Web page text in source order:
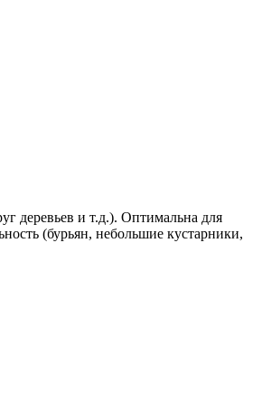
деревьев и т.д.). Оптимальна для
(бурьян, небольшие кустарники,